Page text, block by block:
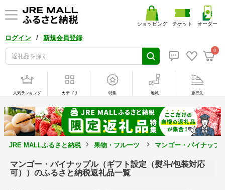
ログイン / 新規会員登録
0
ショッピング チケット オーダー
人気ランキング カテゴリ 特集 地域 旅行先
JRE MALLふるさと納税 果物・フルーツ マンゴー・パイナップ
マンゴー・パイナップル（ギフト設定（熨斗/包装対応
可））のふるさと納税返礼品一覧